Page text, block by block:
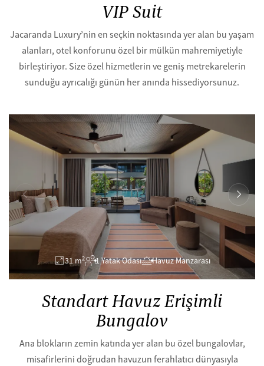
VIP Suit
Jacaranda Luxury’nin en seçkin noktasında yer alan bu yaşam
alanları, otel konforunu özel bir mülkün mahremiyetiyle
birleştiriyor. Size özel hizmetlerin ve geniş metrekarelerin
sunduğu ayrıcalığı günün her anında hissediyorsunuz.
31 m2 1 Yatak Odası Havuz Manzarası
Standart Havuz Erişimli
Bungalov
Ana blokların zemin katında yer alan bu özel bungalovlar,
misafirlerini doğrudan havuzun ferahlatıcı dünyasıyla